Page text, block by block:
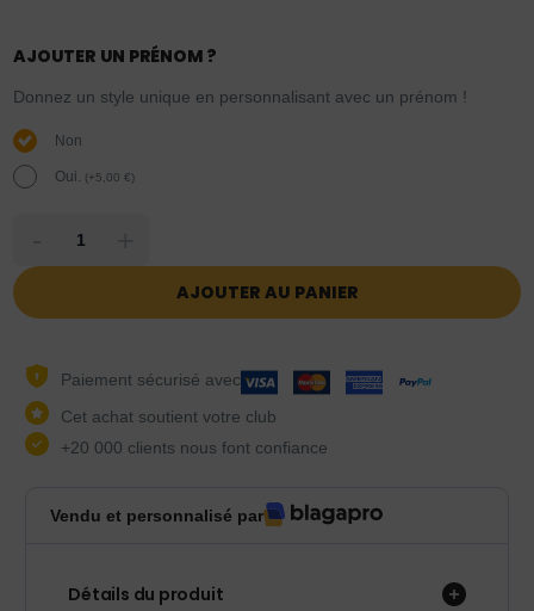
AJOUTER UN PRÉNOM ?
Donnez un style unique en personnalisant avec un prénom !
Non
Oui. (+5,00€)
AJOUTER AU PANIER
Paiement sécurisé avec
Cet achat soutient votre club
+20 000 clients nous font confiance
Vendu et personnalisé par
Détails du produit